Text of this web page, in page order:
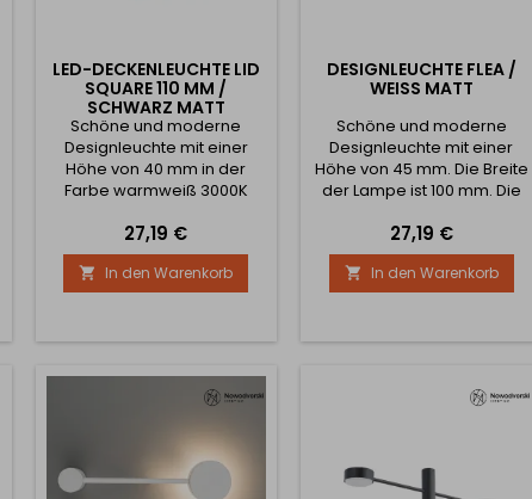
LED-DECKENLEUCHTE LID
SQUARE 110 MM /
SCHWARZ MATT
Schöne und moderne
Designleuchte mit einer
Höhe von 40 mm in der
Farbe warmweiß 3000K
Breite der Leuchte beträgt
110 mm. Die Lichtleistung
beträgt 15W. Abstrahlwinkel
120°.
Preis
27,19 €
 In den Warenkorb
DESIGNLEUCHTE FLEA /
WEISS MATT
Schöne und moderne
Designleuchte mit einer
Höhe von 45 mm. Die Breite
der Lampe ist 100 mm. Die
Preis
27,19 €
 In den Warenkorb